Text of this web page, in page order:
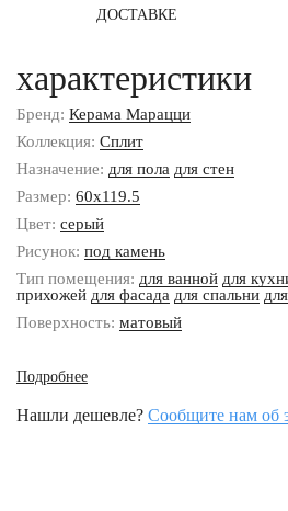
ДОСТАВКЕ
характеристики
Бренд: Керама Марацци
Коллекция: Сплит
Назначение: для пола для стен
Размер: 60x119.5
Цвет: серый
Рисунок: под камень
Тип помещения: для ванной для
прихожей для фасада для спальни
Поверхность: матовый
Подробнее
Нашли дешевле? Сообщите нам об